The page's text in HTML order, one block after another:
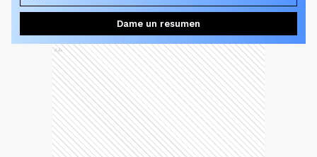
Dame un resumen
Ads